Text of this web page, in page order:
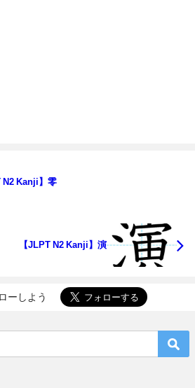
N2 Kanji】零
【JLPT N2 Kanji】演
ーしよう